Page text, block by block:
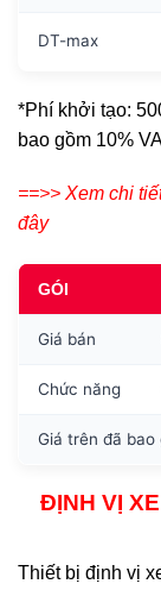
DT-max
*Phí khởi tạo:
bao gồm 10%
==>> Xem chi
đây
GÓI
Giá bán
Chức năng
Giá trên đã bao
ĐỊNH VỊ
Thiết bị định vị